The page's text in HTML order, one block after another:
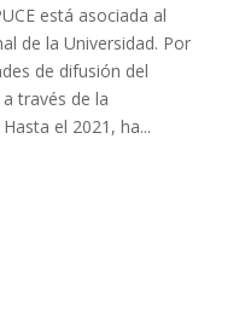
está asociada al
de la Universidad. Por
de difusión del
través de la
el 2021, ha...